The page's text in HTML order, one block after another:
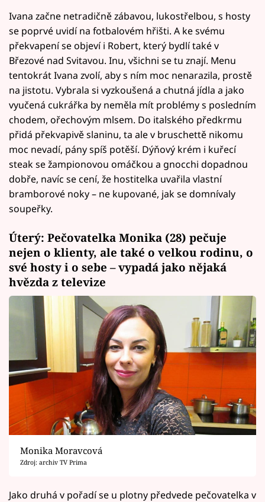
Ivana začne netradičně zábavou, lukostřelbou, s hosty
se poprvé uvidí na fotbalovém hřišti. A ke svému
překvapení se objeví i Robert, který bydlí také v
Březové nad Svitavou. Inu, všichni se tu znají. Menu
tentokrát Ivana zvolí, aby s ním moc nenarazila, prostě
na jistotu. Vybrala si vyzkoušená a chutná jídla a jako
vyučená cukrářka by neměla mít problémy s posledním
chodem, ořechovým mlsem. Do italského předkrmu
přidá překvapivě slaninu, ta ale v bruschettě nikomu
moc nevadí, pány spíš potěší. Dýňový krém i kuřecí
steak se žampionovou omáčkou a gnocchi dopadnou
dobře, navíc se cení, že hostitelka uvařila vlastní
bramborové noky – ne kupované, jak se domnívaly
soupeřky.
Úterý: Pečovatelka Monika (28) pečuje
nejen o klienty, ale také o velkou rodinu, o
své hosty i o sebe – vypadá jako nějaká
hvězda z televize
Monika Moravcová
Zdroj: archiv TV Prima
Jako druhá v pořadí se u plotny předvede pečovatelka v